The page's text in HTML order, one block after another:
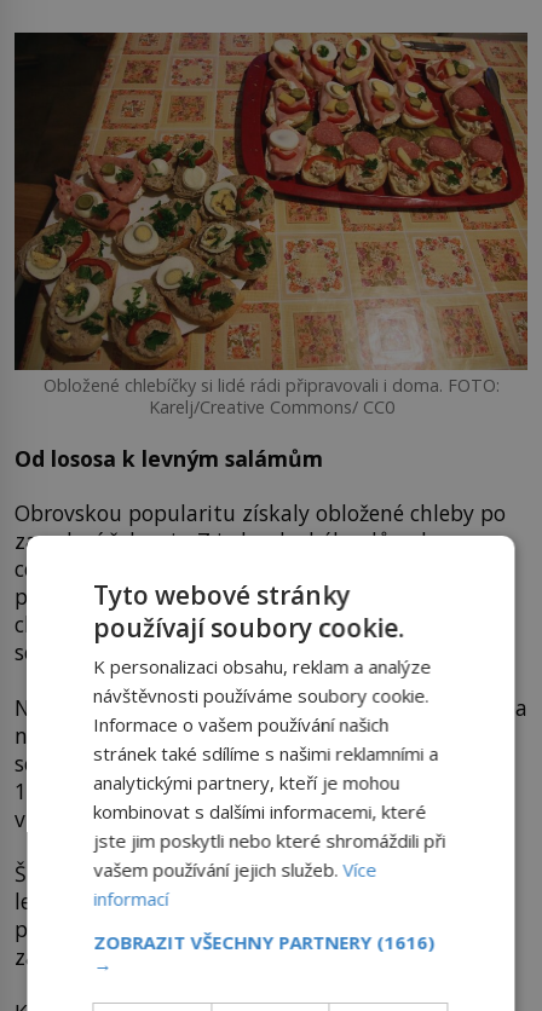
Obložené chlebíčky si lidé rádi připravovali i doma. FOTO:
Karelj/Creative Commons/ CC0
Od lososa k levným salámům
Obrovskou popularitu získaly obložené chleby po
zavedení železnic. Z jednoduchého důvodu,
cestující si je totiž mohli odnést do vlaku. Na
počátku 30. let se rodí česká národní specialita –
chlebíček – jakási pododrůda zahraničních
sendvičů.
Na rozdíl od nich se spodní obložený plátek chleba
nepřekrývá horním a chleba nahrazuje veka. Sice
se hůř jí, ale zato báječně chutná! Převrat roku
1948 u nás znamenal dokonce změny i
v kulinářství.
Šunku nebo lososa nahradily v padesátých letech
levnější salámy a nejrůznější pomazánky. Možná
právě nedostatek opravdu kvalitních surovin
zapojil fantazii gastronomů.
Tyto webové stránky
používají soubory cookie.
K personalizaci obsahu, reklam a analýze
návštěvnosti používáme soubory cookie.
Informace o vašem používání našich
stránek také sdílíme s našimi reklamními a
analytickými partnery, kteří je mohou
kombinovat s dalšími informacemi, které
jste jim poskytli nebo které shromáždili při
vašem používání jejich služeb.Více
informací
ZOBRAZIT VŠECHNY PARTNERY (1616)
→